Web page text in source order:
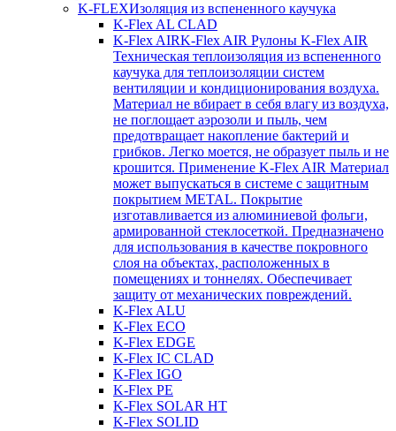
K-FLEXИзоляция из вспененного каучука
K-Flex AL CLAD
K-Flex AIRK-Flex AIR Рулоны K-Flex AIR
Техническая теплоизоляция из вспененного
каучука для теплоизоляции систем
вентиляции и кондиционирования воздуха.
Материал не вбирает в себя влагу из воздуха,
не поглощает аэрозоли и пыль, чем
предотвращает накопление бактерий и
грибков. Легко моется, не образует пыль и не
крошится. Применение K-Flex AIR Материал
может выпускаться в системе c защитным
покрытием METAL. Покрытие
изготавливается из алюминиевой фольги,
армированной стеклосеткой. Предназначено
для использования в качестве покровного
слоя на объектах, расположенных в
помещениях и тоннелях. Обеспечивает
защиту от механических повреждений.
K-Flex ALU
K-Flex ECO
K-Flex EDGE
K-Flex IC CLAD
K-Flex IGO
K-Flex PE
K-Flex SOLAR HT
K-Flex SOLID